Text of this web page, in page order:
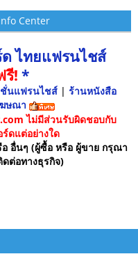
Center
ไทยแฟรนไชส์
รี! *
นแฟรนไชส์ | ร้านหนังสือ
ษณา
ไม่มีส่วนรับผิดชอบกับ
ดแต่อย่างใด
อ อื่นๆ (ผู้ซื้อ หรือ ผู้ขาย กรุณา
ต่อทางธุรกิจ)